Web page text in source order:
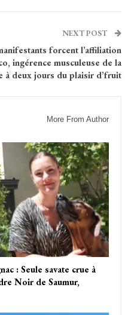
NEXT POST
forcent l’affiliation
ingérence musculeuse de la
à deux jours du plaisir d’fruit
More From Author
: Seule savate crue à
Noir de Saumur,